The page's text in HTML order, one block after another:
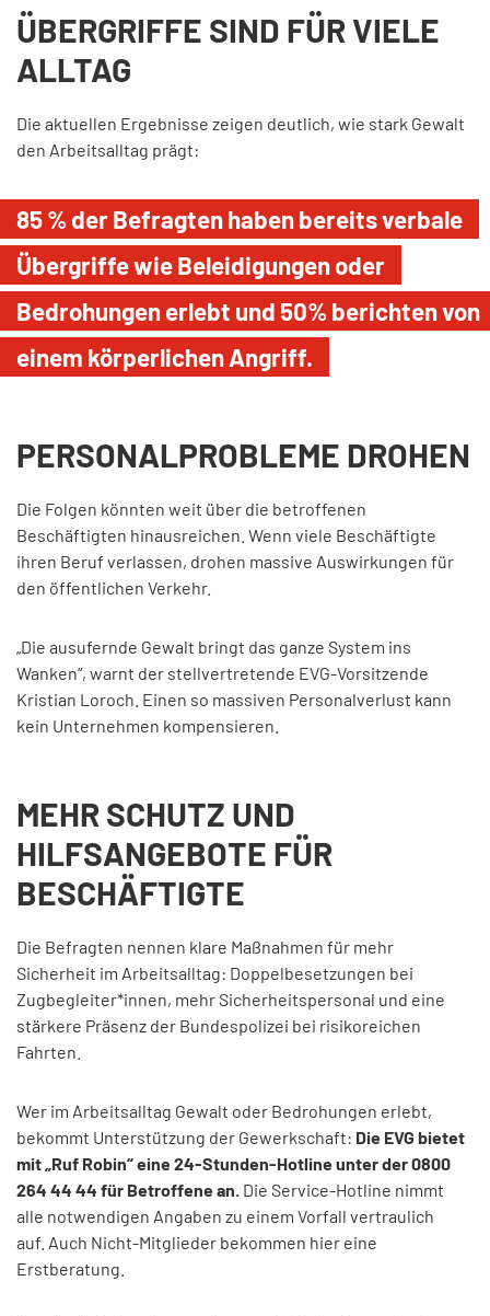
ÜBERGRIFFE SIND FÜR VIELE
ALLTAG
Die aktuellen Ergebnisse zeigen deutlich, wie stark Gewalt
den Arbeitsalltag prägt:
85 % der Befragtenhaben bereits verbale
Übergriffe wie Beleidigungen oder
Bedrohungen erlebt und 50%berichten von
einem körperlichen Angriff.
PERSONALPROBLEME DROHEN
Die Folgen könnten weit über die betroffenen
Beschäftigten hinausreichen. Wenn viele Beschäftigte
ihren Beruf verlassen, drohen massive Auswirkungen für
den öffentlichen Verkehr.
„Die ausufernde Gewalt bringt das ganze System ins
Wanken“, warnt der stellvertretende EVG-Vorsitzende
Kristian Loroch. Einen so massiven Personalverlust kann
kein Unternehmen kompensieren.
MEHR SCHUTZ UND
HILFSANGEBOTE FÜR
BESCHÄFTIGTE
Die Befragten nennen klare Maßnahmen für mehr
Sicherheit im Arbeitsalltag: Doppelbesetzungen bei
Zugbegleiter*innen, mehr Sicherheitspersonal und eine
stärkere Präsenz der Bundespolizei bei risikoreichen
Fahrten.
Wer im Arbeitsalltag Gewalt oder Bedrohungen erlebt,
bekommt Unterstützung der Gewerkschaft: Die EVG bietet
mit „Ruf Robin“ eine 24-Stunden-Hotline unter der 0800
264 44 44 für Betroffene an. Die Service-Hotline nimmt
alle notwendigen Angaben zu einem Vorfall vertraulich
auf. Auch Nicht-Mitglieder bekommen hier eine
Erstberatung.